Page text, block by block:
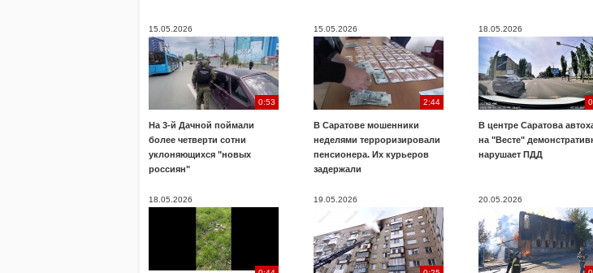
15.05.2026
0:53
На 3-й Дачной поймали
более четверти сотни
уклоняющихся "новых
россиян"
15.05.2026
2:44
В Саратове мошенники
неделями терроризировали
пенсионера. Их курьеров
задержали
18.05.2026
В центре Саратова
на "Весте"
нарушает ПДД
18.05.2026 19.05.2026 20.05.2026